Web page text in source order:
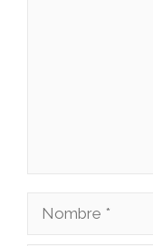
Nombre